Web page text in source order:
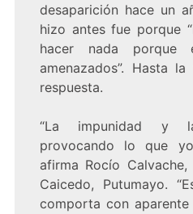
desaparición hace un
hizo antes fue porque
hacer nada porque
amenazados”. Hasta
respuesta.
“La impunidad y
provocando lo que
afirma Rocío
Caicedo, Putumayo.
comporta con